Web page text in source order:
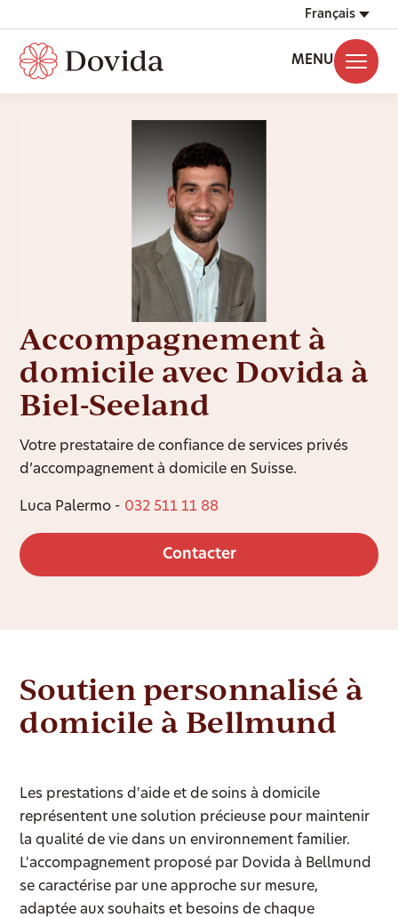
Français
MENU
Accompagnement à
domicile avec Dovida à
Biel-Seeland
Votre prestataire de confiance de services privés
d’accompagnement à domicile en Suisse.
Luca Palermo - 032 511 11 88
Contacter
Soutien personnalisé à
domicile à Bellmund
Les prestations d'aide et de soins à domicile
représentent une solution précieuse pour maintenir
la qualité de vie dans un environnement familier.
L'accompagnement proposé par Dovida à Bellmund
se caractérise par une approche sur mesure,
adaptée aux souhaits et besoins de chaque